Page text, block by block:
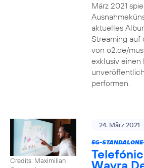
März 2021
aktuelles
Streaming auf
von o2.de/
exklusiv einen
performen.
Credits: Maximilian
24. März 2021
5G-
Wayra